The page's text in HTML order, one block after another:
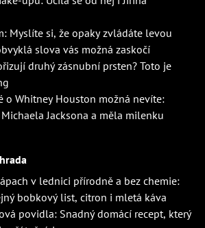
Myslíte si, že opaky zvládáte levou
slova vás možná zaskočí
druhý zásnubní prsten? Toto je
o Whitney Houston možná nevíte:
Jacksona a měla milenku
v lednici přírodně a bez chemie:
bobkový list, citron i mletá káva
povidla: Snadný domácí recept, který